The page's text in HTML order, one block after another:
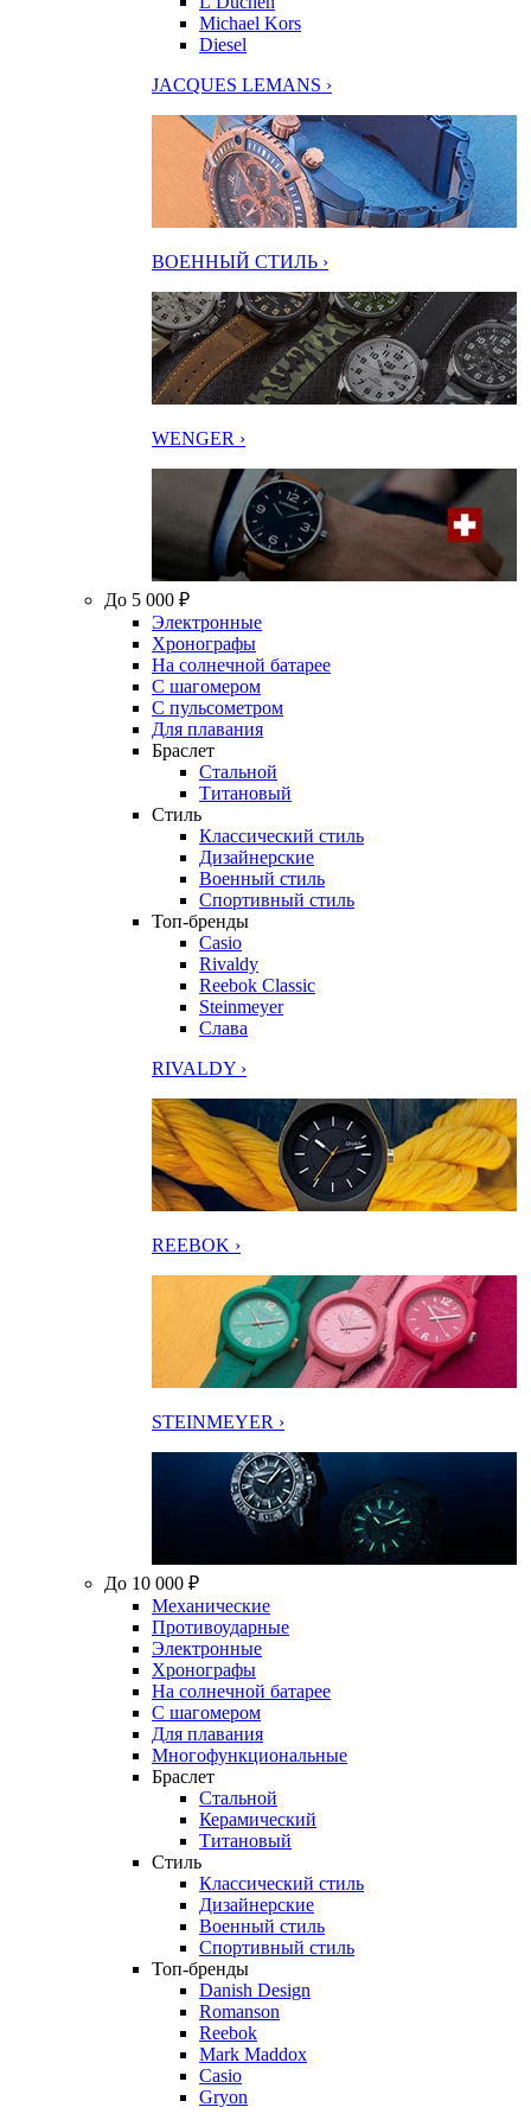
Michael Kors
Diesel
JACQUES LEMANS ›
ВОЕННЫЙ СТИЛЬ ›
WENGER ›
До 5 000 ₽
Электронные
Хронографы
На солнечной батарее
С шагомером
С пульсометром
Для плавания
Браслет
Стальной
Титановый
Стиль
Классический стиль
Дизайнерские
Военный стиль
Спортивный стиль
Топ-бренды
Casio
Rivaldy
Reebok Classic
Steinmeyer
Слава
RIVALDY ›
REEBOK ›
STEINMEYER ›
До 10 000 ₽
Механические
Противоударные
Электронные
Хронографы
На солнечной батарее
С шагомером
Для плавания
Многофункциональные
Браслет
Стальной
Керамический
Титановый
Стиль
Классический стиль
Дизайнерские
Военный стиль
Спортивный стиль
Топ-бренды
Danish Design
Romanson
Reebok
Mark Maddox
Casio
Gryon